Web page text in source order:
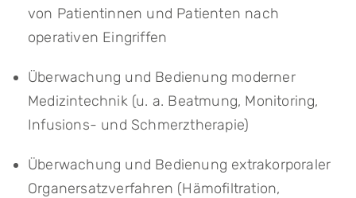
von Patientinnen und Patienten nach
operativen Eingriffen
Überwachung und Bedienung moderner
Medizintechnik (u. a. Beatmung, Monitoring,
Infusions- und Schmerztherapie)
Überwachung und Bedienung extrakorporaler
Organersatzverfahren (Hämofiltration,